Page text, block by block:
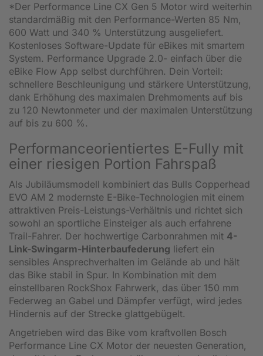
*Der Performance Line CX Gen 5 Motor wird weiterhin
standardmäßig mit den Performance-Werten 85 Nm,
600 Watt und 340 % Unterstützung ausgeliefert.
Kostenloses Software-Update für eBikes mit smartem
System. Performance Upgrade 2.0- einfach über die
eBike Flow App selbst durchführen. Dein Vorteil:
schnellere Beschleunigung und stärkere Unterstützung,
dank Erhöhung des maximalen Drehmoments auf bis
zu 120 Newtonmeter und der maximalen Unterstützung
auf bis zu 600 %.
Performanceorientiertes E-Fully mit
einer riesigen Portion Fahrspaß
Als Jubiläumsmodell kombiniert das Bulls Copperhead
EVO AM 2 modernste E-Bike-Technologien mit einem
attraktiven Preis-Leistungs-Verhältnis und richtet sich
sowohl an sportliche Einsteiger als auch erfahrene
Trail-Fahrer. Der hochwertige Carbonrahmen mit 4-
Link-Swingarm-Hinterbaufederung liefert ein
sensibles Ansprechverhalten im Gelände ab und hält
das Bike stabil in Spur. In Kombination mit dem
einstellbaren RockShox Fahrwerk, das über 150 mm
Federweg an Gabel und Dämpfer verfügt, wird jedes
Hindernis auf der Strecke glattgebügelt.
Angetrieben wird das Bike vom kraftvollen Bosch
Performance Line CX Motor der neuesten Generation,